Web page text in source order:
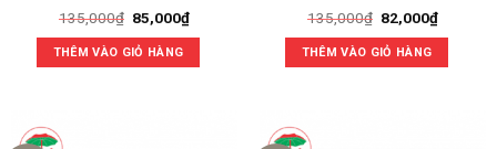
135,000₫ Giá
gốc
là:
135,000₫.
85,000₫Giá
THÊM VÀO GIỎ HÀNG
135,000₫ Giá
gốc
là:
135,000₫.
82,000₫Giá
THÊM VÀO GIỎ HÀNG